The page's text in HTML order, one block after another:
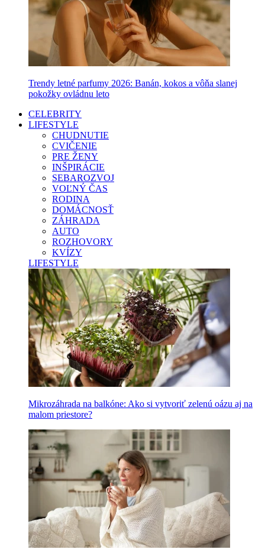
Trendy letné parfumy 2026: Banán, kokos a vôňa slanej
pokožky ovládnu leto
CELEBRITY
LIFESTYLE
CHUDNUTIE
CVIČENIE
PRE ŽENY
INŠPIRÁCIE
SEBAROZVOJ
VOĽNÝ ČAS
RODINA
DOMÁCNOSŤ
ZÁHRADA
AUTO
ROZHOVORY
KVÍZY
LIFESTYLE
Mikrozáhrada na balkóne: Ako si vytvoriť zelenú oázu aj na
malom priestore?